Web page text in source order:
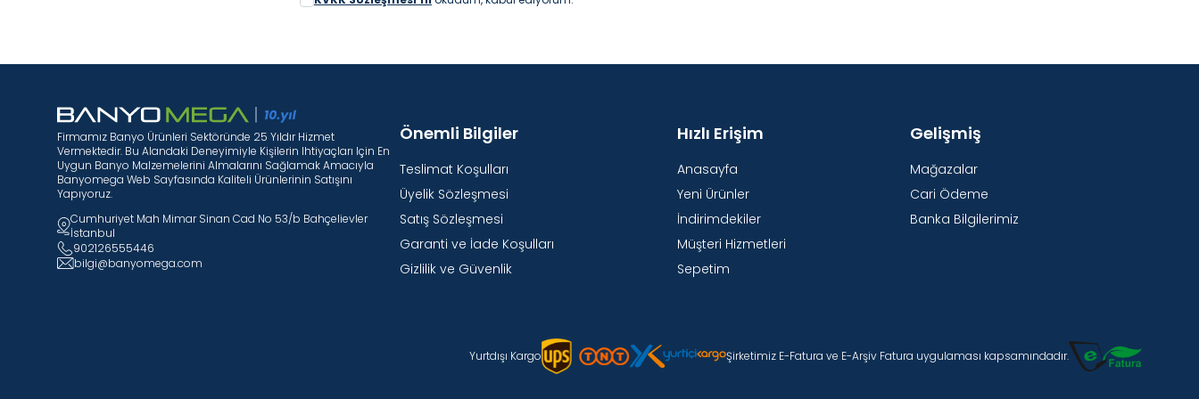
Firmamız Banyo Ürünleri Sektöründe 25 Yıldır Hizmet
Vermektedir. Bu Alandaki Deneyimiyle Kişilerin Ihtiyaçları Için En
Uygun Banyo Malzemelerini Almalarını Sağlamak Amacıyla
Banyomega Web Sayfasında Kaliteli Ürünlerinin Satışını
Yapıyoruz.
Cumhuriyet Mah Mimar Sinan Cad No 53/b Bahçelievler
İstanbul
902126555446
bilgi@banyomega.com
Önemli Bilgiler
Teslimat Koşulları
Üyelik Sözleşmesi
Satış Sözleşmesi
Garanti ve İade Koşulları
Gizlilik ve Güvenlik
Hızlı Erişim
Anasayfa
Yeni Ürünler
İndirimdekiler
Müşteri Hizmetleri
Sepetim
Gelişmiş
Mağazalar
Cari Ödeme
Banka Bilgilerimiz
Yurtdışı Kargo Şirketimiz E-Fatura ve E-Arşiv Fatura uygulaması kapsamındadır.